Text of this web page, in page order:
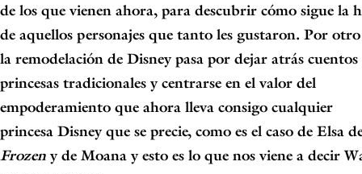
de los que vienen ahora, para descubrir cómo sigue la
de aquellos personajes que tanto les gustaron. Por
la remodelación de Disneypasa por dejar atrás cuentos
princesas tradicionales ycentrarse en el valor del
empoderamiento que ahora lleva consigo cualquier
princesa Disneyque se precie, como es el caso de Elsa
Frozen y de Moana y esto es lo que nos viene a decir